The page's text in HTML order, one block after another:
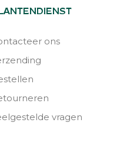
ons
vragen